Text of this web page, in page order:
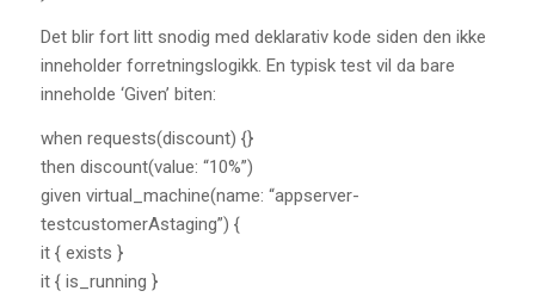
Det blir fort litt snodig med deklarativ kode siden den ikke
inneholder forretningslogikk. En typisk test vil da bare
inneholde ‘Given’ biten:
when requests(discount) {}
then discount(value: “10%”)
given virtual_machine(name: “appserver-
testcustomerAstaging”) {
it { exists }
it { is_running }